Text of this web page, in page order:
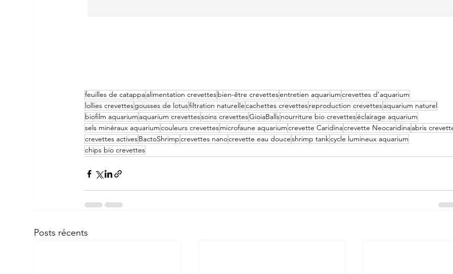
feuilles de catappaalimentation crevettesbien-être crevettesentretien aquariumcrevettes d’aquarium
lollies crevettesgousses de lotusfiltration naturellecachettes crevettesreproduction crevettesaquarium naturel
biofilm aquarium aquarium crevettessoins crevettesGioiaBallsnourriture bio crevetteséclairage aquarium
sels minéraux aquariumcouleurs crevettesmicrofaune aquariumcrevette Caridinacrevette Neocaridinaabris
crevettes activesBactoShrimpcrevettes nanocrevette eau douceshrimp tankcycle lumineux aquarium
chips bio crevettes
Posts récents